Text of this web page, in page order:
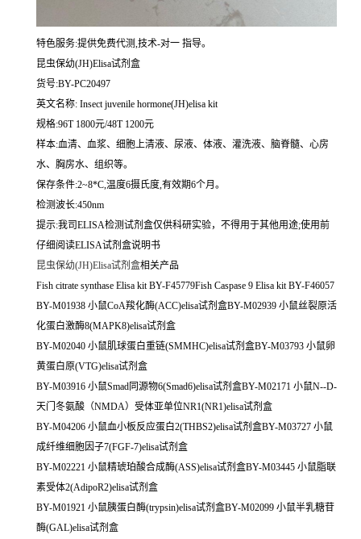
特色服务:提供免费代测,技术-对一 指导。
昆虫保幼(JH)Elisa试剂盒
货号:BY-PC20497
英文名称: Insect juvenile hormone(JH)elisa kit
规格:96T 1800元/48T 1200元
样本:血清、血浆、细胞上清液、尿液、体液、灌洗液、脑脊髓、心房
水、胸房水、组织等。
保存条件:2~8*C,温度6摄氏度,有效期6个月。
检测波长:450nm
提示:我司ELISA检测试剂盒仅供科研实验，不得用于其他用途;使用前
仔细阅读ELISA试剂盒说明书
昆虫保幼(JH)Elisa试剂盒相关产品
Fish citrate synthase Elisa kit BY-F45779Fish Caspase 9 Elisa kit BY-F46057
BY-M01938 小鼠CoA羧化酶(ACC)elisa试剂盒BY-M02939 小鼠丝裂原活
化蛋白激酶8(MAPK8)elisa试剂盒
BY-M02040 小鼠肌球蛋白重链(SMMHC)elisa试剂盒BY-M03793 小鼠卵
黄蛋白原(VTG)elisa试剂盒
BY-M03916 小鼠Smad同源物6(Smad6)elisa试剂盒BY-M02171 小鼠N--D-
天门冬氨酸（NMDA）受体亚单位NR1(NR1)elisa试剂盒
BY-M04206 小鼠血小板反应蛋白2(THBS2)elisa试剂盒BY-M03727 小鼠
成纤维细胞因子7(FGF-7)elisa试剂盒
BY-M02221 小鼠精琥珀酸合成酶(ASS)elisa试剂盒BY-M03445 小鼠脂联
素受体2(AdipoR2)elisa试剂盒
BY-M01921 小鼠胰蛋白酶(trypsin)elisa试剂盒BY-M02099 小鼠半乳糖苷
酶(GAL)elisa试剂盒